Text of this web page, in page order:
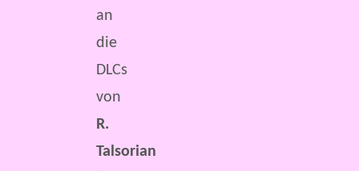
an
die
DLCs
von
R.
Talsorian